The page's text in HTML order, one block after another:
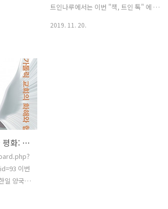
트인나루에서는 이번 "책, 트인 톡" 에 의
2019. 11. 20.
동아시아 기억의 연대와 평화: 한일 가톨릭 교회의 화해와 협력
이번
일 양국에